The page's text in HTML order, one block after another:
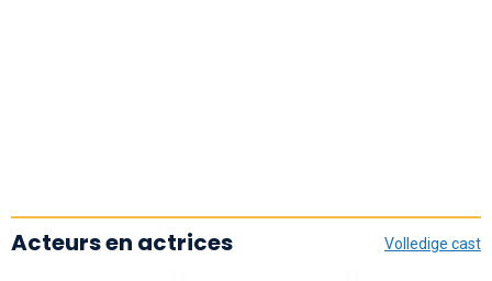
Volledige cast
Acteurs en actrices